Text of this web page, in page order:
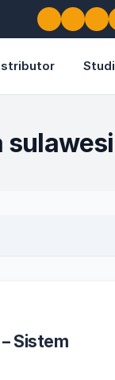
sulawesi
Sistem